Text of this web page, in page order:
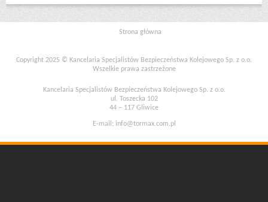
Strona główna
Copyright 2025 © Kancelaria Specjalistów Bezpieczeństwa Kolejowego Sp. z o.o.
Wszelkie prawa zastrzeżone
Kancelaria Specjalistów Bezpieczeństwa Kolejowego Sp. z o.o.
ul. Toszecka 102
44 – 117 Gliwice
E-mail: info@tormax.com.pl